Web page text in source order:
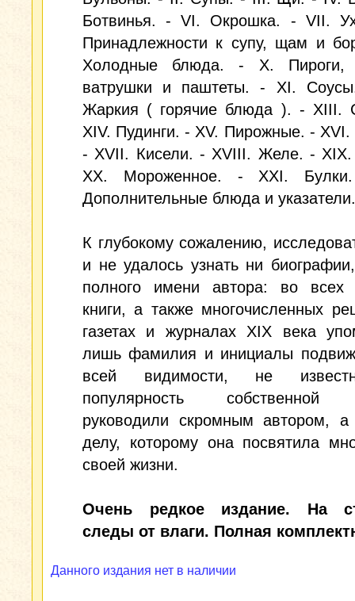
Ботвинья. - VI. Окрошка. - VII.
Принадлежности к супу, щам и
Холодные блюда. - X. Пироги,
ватрушки и паштеты. - XI.
Жаркия ( горячие блюда ). - XIII.
XIV. Пудинги. - XV. Пирожные. -
- XVII. Кисели. - XVIII. Желе. -
XX. Мороженное. - XXI.
Дополнительные блюда и указатели.
К глубокому сожалению,
и не удалось узнать ни
полного имени автора: во всех
книги, а также многочисленных
газетах и журналах XIX века
лишь фамилия и инициалы
всей видимости, не
популярность собственной
руководили скромным автором, а
делу, которому она посвятила
своей жизни.
Очень редкое издание. На
следы от влаги. Полная
Данного издания нет в наличии